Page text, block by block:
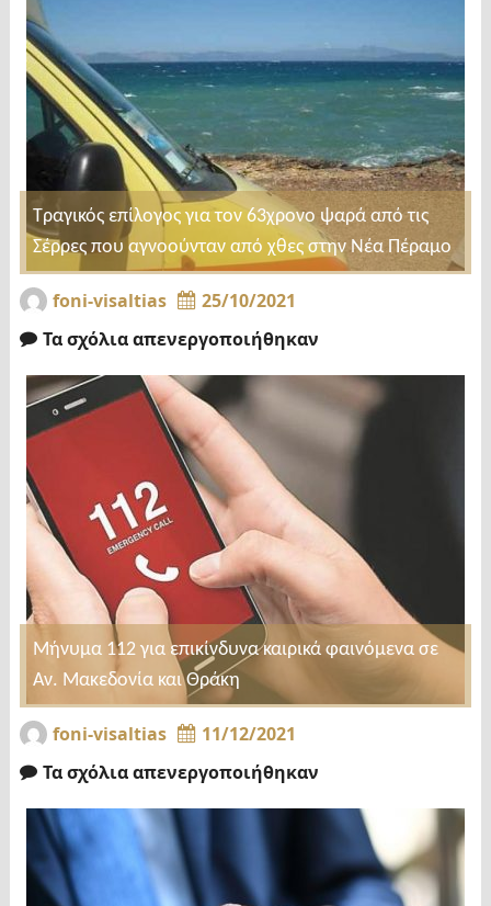
Τραγικός επίλογος για τον 63χρονο ψαρά από τις
Σέρρες που αγνοούνταν από χθες στην Νέα Πέραμο
foni-visaltias
25/10/2021
Τα σχόλια απενεργοποιήθηκαν
Μήνυμα 112 για επικίνδυνα καιρικά φαινόμενα σε
Αν. Μακεδονία και Θράκη
foni-visaltias
11/12/2021
Τα σχόλια απενεργοποιήθηκαν